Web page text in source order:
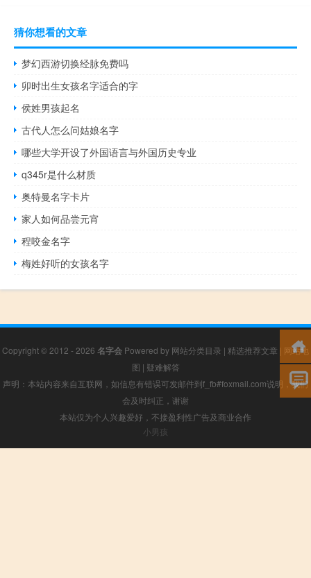
猜你想看的文章
梦幻西游切换经脉免费吗
卯时出生女孩名字适合的字
侯姓男孩起名
古代人怎么问姑娘名字
哪些大学开设了外国语言与外国历史专业
q345r是什么材质
奥特曼名字卡片
家人如何品尝元宵
程咬金名字
梅姓好听的女孩名字
Copyright © 2012 - 2026 名字会 Powered by 网站分类目录 | 精选推荐文章 | 网站地
图 | 疑难解答
声明：本站内容来自互联网，如信息有错误可发邮件到f_fb#foxmail.com说明，我们
会及时纠正，谢谢
本站仅为个人兴趣爱好，不接盈利性广告及商业合作
小男孩